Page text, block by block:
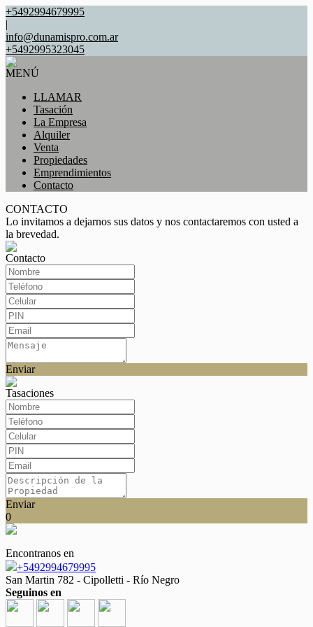
+5492994679995
|
info@dunamispro.com.ar
+5492995323045
MENÚ
LLAMAR
Tasación
La Empresa
Alquiler
Venta
Propiedades
Emprendimientos
Contacto
CONTACTO
Lo invitamos a dejarnos sus datos y nos contactaremos con usted a
la brevedad.
Contacto
Enviar
Tasaciones
Enviar
0
Encontranos en
+5492994679995
San Martin 782 - Cipolletti - Río Negro
Seguinos en